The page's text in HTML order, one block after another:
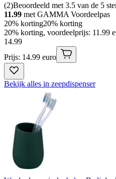
(2)Beoordeeld met 3.5 van de 5
11.99 met GAMMA Voordeelpas
20% korting20% korting
20% korting, voordeelprijs: 11.99
14.99
Prijs: 14.99 euro
Bekijk alles in zeepdispenser